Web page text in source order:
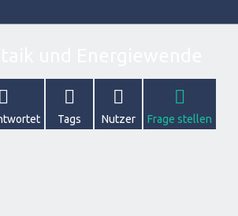
Tags Nutzer Frage stellen